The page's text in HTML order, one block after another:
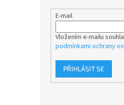
E-mail
Vložením e-mailu
podmínkami ochrany
PŘIHLÁSIT SE